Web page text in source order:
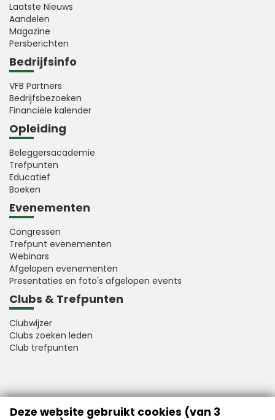
Laatste Nieuws
Aandelen
Magazine
Persberichten
Bedrijfsinfo
VFB Partners
Bedrijfsbezoeken
Financiële kalender
Opleiding
Beleggersacademie
Trefpunten
Educatief
Boeken
Evenementen
Congressen
Trefpunt evenementen
Webinars
Afgelopen evenementen
Presentaties en foto's afgelopen events
Clubs & Trefpunten
Clubwijzer
Clubs zoeken leden
Club trefpunten
VFB is a member of Better Finance
Deze website gebruikt cookies (van 3